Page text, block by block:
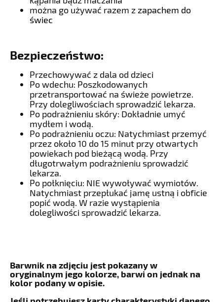
można go używać razem z zapachem do
świec
Bezpieczeństwo:
Przechowywać z dala od dzieci
Po wdechu: Poszkodowanych
przetransportować na świeże powietrze.
Przy dolegliwościach sprowadzić lekarza.
Po podrażnieniu skóry: Dokładnie umyć
mydłem i wodą.
Po podrażnieniu oczu: Natychmiast przemyć
przez około 10 do 15 minut przy otwartych
powiekach pod bieżącą wodą. Przy
długotrwałym podrażnieniu sprowadzić
lekarza.
Po połknięciu: NIE wywoływać wymiotów.
Natychmiast przepłukać jamę ustną i obficie
popić wodą. W razie wystąpienia
dolegliwości sprowadzić lekarza.
Barwnik na zdjęciu jest pokazany w
oryginalnym jego kolorze, barwi on jednak na
kolor podany w opisie.